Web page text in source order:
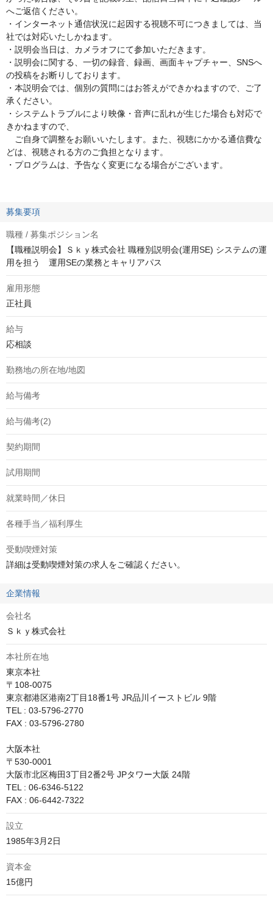
へご返信ください。
・インターネット通信状況に起因する視聴不可につきましては、当
社では対応いたしかねます。
・説明会当日は、カメラオフにて参加いただきます。
・説明会に関する、一切の録音、録画、画面キャプチャー、SNSへ
の投稿をお断りしております。
・本説明会では、個別の質問にはお答えができかねますので、ご了
承ください。
・システムトラブルにより映像・音声に乱れが生じた場合も対応で
きかねますので、
ご自身で調整をお願いいたします。また、視聴にかかる通信費な
どは、視聴される方のご負担となります。
・プログラムは、予告なく変更になる場合がございます。
募集要項
職種 / 募集ポジション名
【職種説明会】Ｓｋｙ株式会社 職種別説明会(運用SE) システムの運
用を担う 運用SEの業務とキャリアパス
雇用形態
正社員
給与
応相談
勤務地の所在地/地図
給与備考
給与備考(2)
契約期間
試用期間
就業時間／休日
各種手当／福利厚生
受動喫煙対策
詳細は受動喫煙対策の求人をご確認ください。
企業情報
会社名
Ｓｋｙ株式会社
本社所在地
東京本社
〒108-0075
東京都港区港南2丁目18番1号 JR品川イーストビル 9階
TEL : 03-5796-2770
FAX : 03-5796-2780
大阪本社
〒530-0001
大阪市北区梅田3丁目2番2号 JPタワー大阪 24階
TEL : 06-6346-5122
設立
1985年3月2日
資本金
15億円